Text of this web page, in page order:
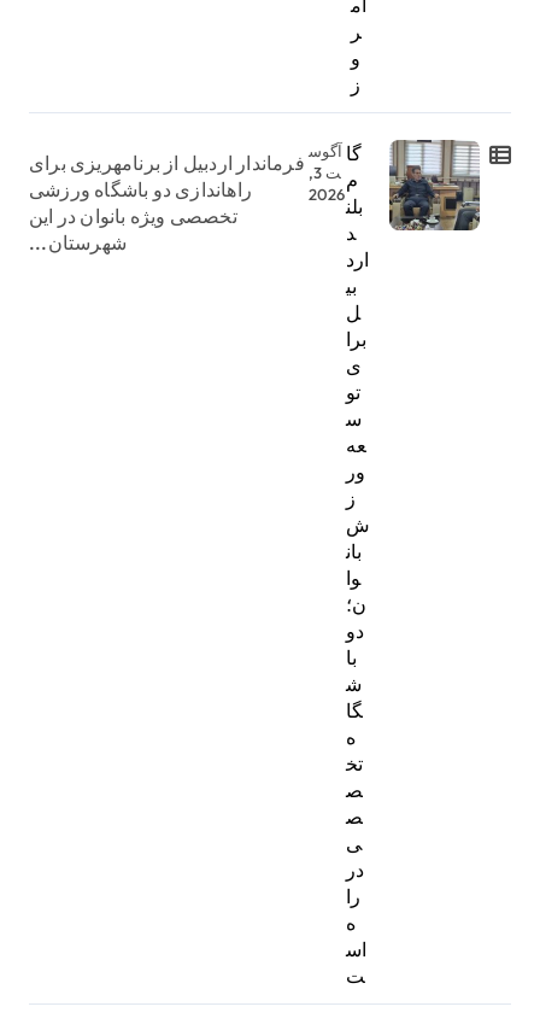
ر
و
ز
گا
م
بلن
د
ارد
بی
ل
برا
ی
تو
س
عه
ور
ز
ش
بان
وا
ن؛
دو
با
ش
گا
ه
تخ
ص
ص
ی
در
را
ه
اس
ت
آگوس
ت 3,
2026
فرماندار اردبیل از برنامهریزی برای
راهاندازی دو باشگاه ورزشی
تخصصی ویژه بانوان در این
شهرستان...